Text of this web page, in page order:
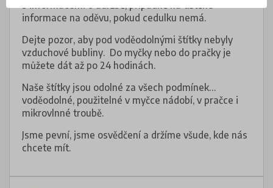
informace na oděvu, pokud cedulku nemá.
Dejte pozor, aby pod voděodolnými štítky nebyly
vzduchové bubliny. Do myčky nebo do pračky je
můžete dát až po 24 hodinách.
Naše štítky jsou odolné za všech podmínek…
voděodolné, použitelné v myčce nádobí, v pračce i
mikrovlnné troubě.
Jsme pevní, jsme osvědčení a držíme všude, kde nás
chcete mít.